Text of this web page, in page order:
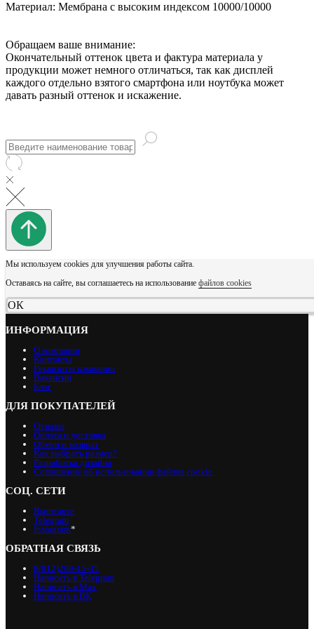
Материал: Мембрана с высоким индексом 10000/10000
Обращаем ваше внимание:
Окончательный оттенок цвета и фактура материала у
продукции может немного отличаться, так как дисплей
каждого отдельно взятого смартфона или ноутбука может
давать разный оттенок и искажение.
Мы используем cookies для улучшения работы сайта.
Оставаясь на сайте, вы соглашаетесь на использование файлов cookies
ОК
ИНФОРМАЦИЯ
О компании
Контакты
Реквизиты компании
Вакансии
Блог
ДЛЯ ПОКУПАТЕЛЕЙ
Отзывы
Оплата и доставка
Обмен и возврат
Как выбрать размер?
Разработка дизайна
Соглашение об использовании файлов cookie
СОЦ. СЕТИ
Вконтакте
Telegram
Instagram*
ОБРАТНАЯ СВЯЗЬ
8(812)209-15-35
Написать в Telegram
Написать в Max
Написать в ВК